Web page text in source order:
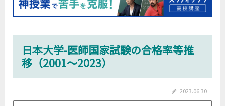
日本大学-医師国家試験の合格率等推
移（2001～2023）
2023.06.30